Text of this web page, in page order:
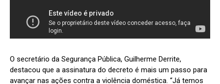
O secretário da Segurança Pública, Guilherme Derrite,
destacou que a assinatura do decreto é mais um passo para
avançar nas ações contra a violência doméstica. “Já temos